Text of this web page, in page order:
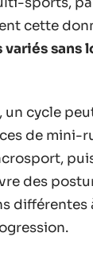
cette
variés sans
un cycle
de mini-
des
différentes